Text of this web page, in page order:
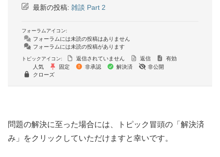
最新の投稿: 雑談 Part 2
フォーラムアイコン:
フォーラムには未読の投稿はありません
フォーラムには未読の投稿があります
トピックアイコン: 返信されていません 返信
有効
人気
固定 非承認 解決済
非公開
クローズ
問題の解決に至った場合には、トピック冒頭の「解決済
み」をクリックしていただけますと幸いです。